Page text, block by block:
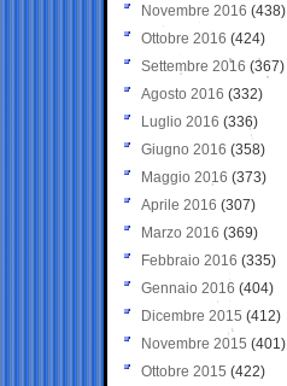
Novembre 2016 (438)
Ottobre 2016 (424)
Settembre 2016 (367)
Agosto 2016 (332)
Luglio 2016 (336)
Giugno 2016 (358)
Maggio 2016 (373)
Aprile 2016 (307)
Marzo 2016 (369)
Febbraio 2016 (335)
Gennaio 2016 (404)
Dicembre 2015 (412)
Novembre 2015 (401)
Ottobre 2015 (422)